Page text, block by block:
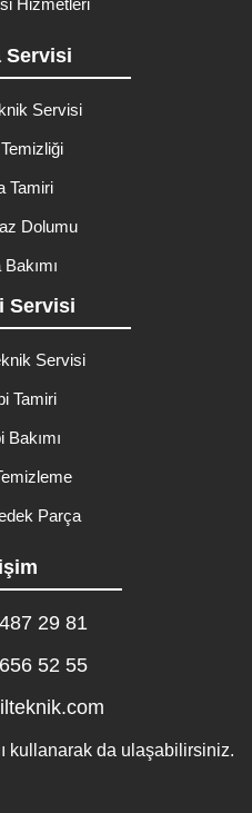
Hizmetleri
Servisi
Servisi
Tamiri
Dolumu
Servisi
Servisi
Tamiri
Bakımı
Parça
29 81
52 55
kullanarak da ulaşabilirsiniz.